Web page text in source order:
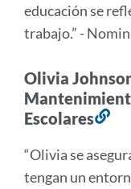
educación se
trabajo.” -
Olivia
Escolares
“Olivia se
tengan un